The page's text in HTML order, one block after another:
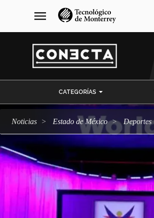
navegación
principal
menu
CATEGORÍAS
Noticias Estado de México deportes